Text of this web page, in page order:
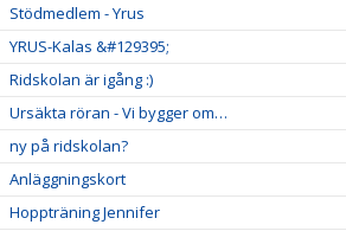
Stödmedlem - Yrus
YRUS-Kalas &#129395;
Ridskolan är igång :)
Ursäkta röran - Vi bygger om…
ny på ridskolan?
Anläggningskort
Hoppträning Jennifer